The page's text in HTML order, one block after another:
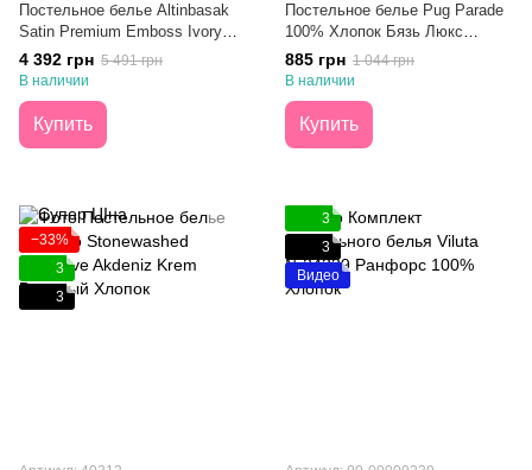
Постельное белье Altinbasak
Satin Premium Emboss Ivory
Текстурированный Сатин Евро
4 392 грн 5 491 грн
В наличии
Купить
Постельное белье Pug Parade
100% Хлопок Бязь Люкс
Полуторное
885 грн 1 044 грн
В наличии
Купить
−33%
3
3
3
3
Видео